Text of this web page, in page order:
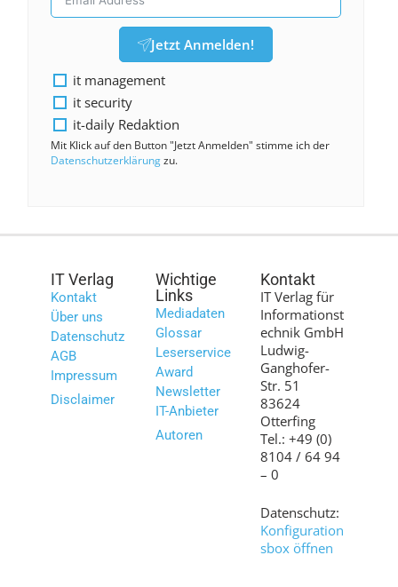
Jetzt Anmelden!
it management
it security
it-daily Redaktion
Mit Klick auf den Button "Jetzt Anmelden" stimme ich der
Datenschutzerklärungzu.
IT Verlag
Kontakt
Über uns
Datenschutz
AGB
Impressum
Disclaimer
Wichtige
Links
Mediadaten
Glossar
Leserservice
Award
Newsletter
IT-Anbieter
Autoren
Kontakt
IT Verlag für
Informationst
echnik GmbH
Ludwig-
Ganghofer-
Str. 51
83624
Otterfing
Tel.: +49 (0)
8104 / 64 94
– 0
Datenschutz:
Konfiguration
sbox öffnen